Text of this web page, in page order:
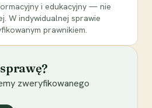
i edukacyjny — nie
W indywidualnej sprawie
prawnikiem.
zweryfikowanego